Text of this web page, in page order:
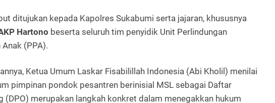
ditujukan kepada Kapolres Sukabumi serta jajaran, khususnya
Hartono beserta seluruh tim penyidik Unit Perlindungan
(PPA).
Ketua Umum Laskar Fisabilillah Indonesia (Abi Kholil) menilai
pimpinan pondok pesantren berinisial MSL sebagai Daftar
(DPO) merupakan langkah konkret dalam menegakkan hukum